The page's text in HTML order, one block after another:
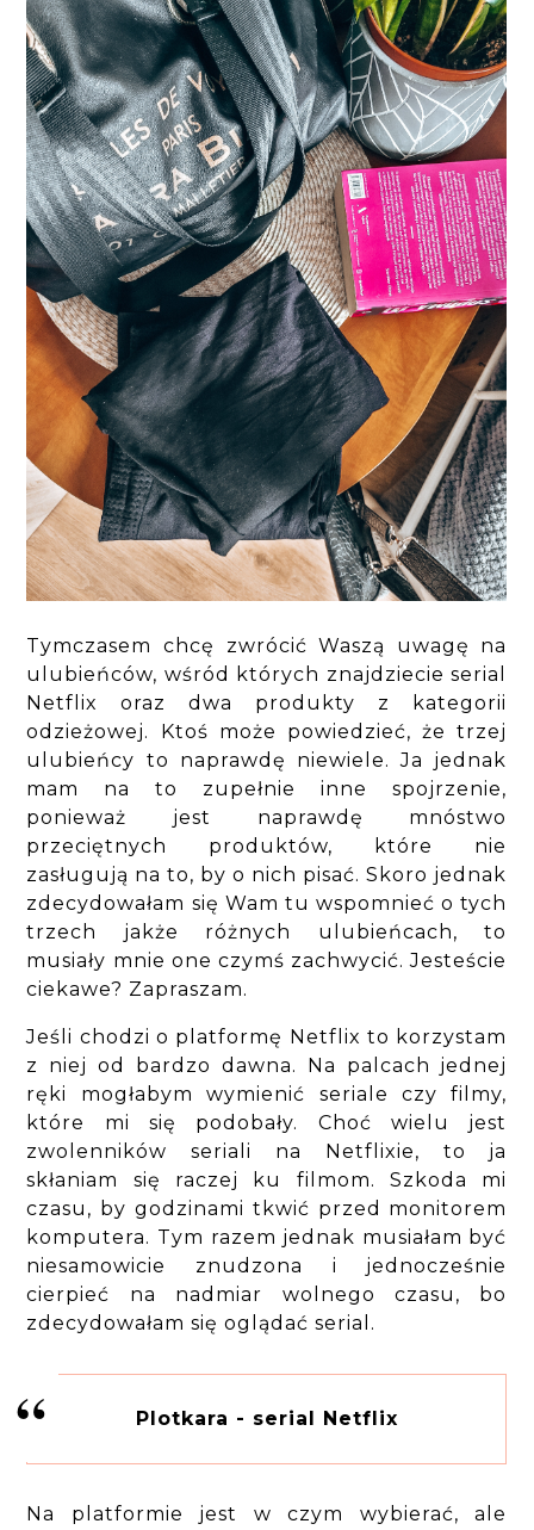
Tymczasem chcę zwrócić Waszą uwagę na
ulubieńców, wśród których znajdziecie serial
Netflix oraz dwa produkty z kategorii
odzieżowej. Ktoś może powiedzieć, że trzej
ulubieńcy to naprawdę niewiele. Ja jednak
mam na to zupełnie inne spojrzenie,
ponieważ jest naprawdę mnóstwo
przeciętnych produktów, które nie
zasługują na to, by o nich pisać. Skoro jednak
zdecydowałam się Wam tu wspomnieć o tych
trzech jakże różnych ulubieńcach, to
musiały mnie one czymś zachwycić. Jesteście
ciekawe? Zapraszam.
Jeśli chodzi o platformę Netflix to korzystam
z niej od bardzo dawna. Na palcach jednej
ręki mogłabym wymienić seriale czy filmy,
które mi się podobały. Choć wielu jest
zwolenników seriali na Netflixie, to ja
skłaniam się raczej ku filmom. Szkoda mi
czasu, by godzinami tkwić przed monitorem
komputera. Tym razem jednak musiałam być
niesamowicie znudzona i jednocześnie
cierpieć na nadmiar wolnego czasu, bo
zdecydowałam się oglądać serial.
Plotkara - serial Netflix
Na platformie jest w czym wybierać, ale